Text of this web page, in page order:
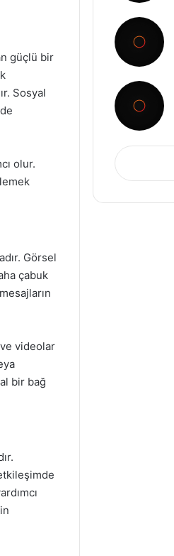
güçlü bir
Sosyal
olur.
Görsel
çabuk
videolar
bir bağ